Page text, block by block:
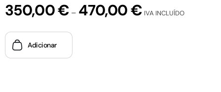
350,00€ – 470,00€ IVA INCLUÍDO
Adicionar